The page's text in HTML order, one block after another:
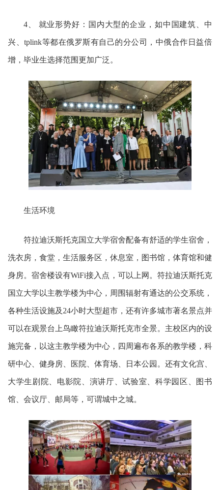
4、 就业形势好：国内大型的企业，如中国建筑、中
兴、tplink等都在俄罗斯有自己的分公司，中俄合作日益倍
增，毕业生选择范围更加广泛。
生活环境
符拉迪沃斯托克国立大学宿舍配备有舒适的学生宿舍，
洗衣房，食堂，生活服务区，休息室，图书馆，体育馆和健
身房。宿舍楼设有WiFi接入点，可以上网。符拉迪沃斯托克
国立大学以主教学楼为中心，周围辐射有通达的公交系统，
各种生活设施及24小时大型超市，还有许多城市著名景点并
可以在观景台上鸟瞰符拉迪沃斯托克市全景。主校区内的设
施完备，以这主教学楼为中心，四周遍布各系的教学楼，科
研中心、健身房、医院、体育场、日本公园。还有文化宫、
大学生剧院、电影院、演讲厅、试验室、科学园区、图书
馆、会议厅、邮局等，可谓城中之城。